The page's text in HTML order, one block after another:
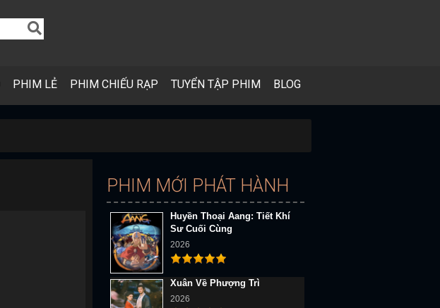
PHIM LẺ PHIM CHIẾU RẠP TUYỂN TẬP PHIM BLOG
PHIM MỚI PHÁT HÀNH
Huyền Thoại Aang: Tiết Khí
Sư Cuối Cùng
2026
Xuân Về Phượng Trì
2026